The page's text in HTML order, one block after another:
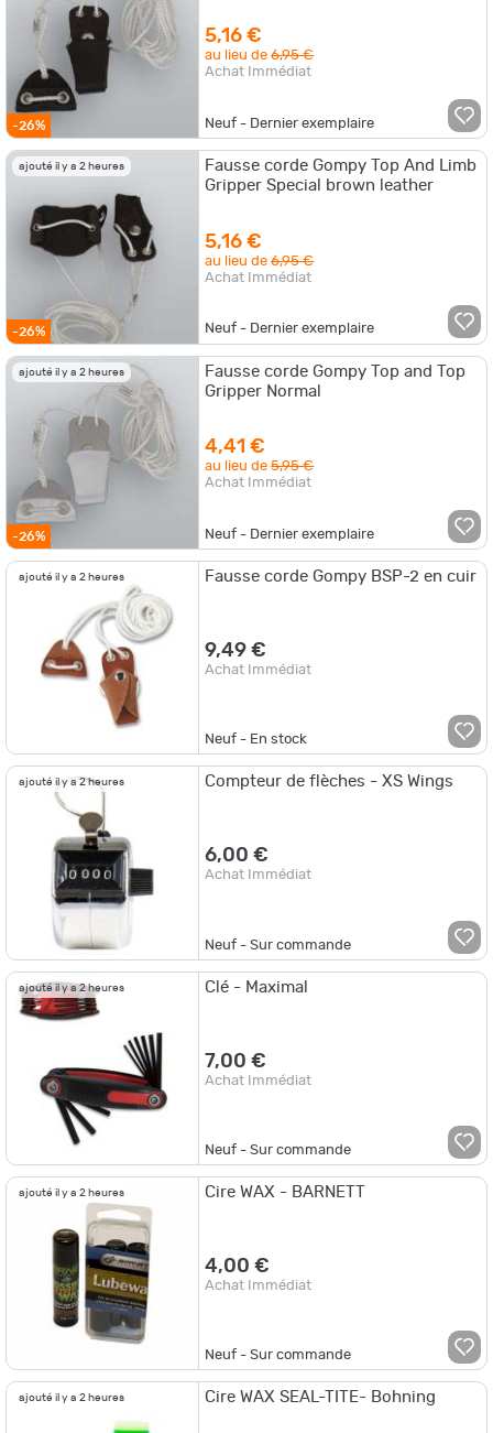
-26%
5,16 €
au lieu de6,95 €
Achat Immédiat
Neuf - Dernier exemplaire
ajouté il y a 2 heures
-26%
Fausse corde Gompy Top And Limb
Gripper Special brown leather
5,16 €
au lieu de6,95 €
Achat Immédiat
Neuf - Dernier exemplaire
ajouté il y a 2 heures
-26%
Fausse corde Gompy Top and Top
Gripper Normal
4,41 €
au lieu de5,95 €
Achat Immédiat
Neuf - Dernier exemplaire
ajouté il y a 2 heures Fausse corde Gompy BSP-2 en cuir
9,49 €
Achat Immédiat
Neuf - En stock
ajouté il y a 2 heures Compteur de flèches - XS Wings
6,00 €
Achat Immédiat
Neuf - Sur commande
ajouté il y a 2 heures Clé - Maximal
7,00 €
Achat Immédiat
Neuf - Sur commande
ajouté il y a 2 heures Cire WAX - BARNETT
4,00 €
Achat Immédiat
Neuf - Sur commande
ajouté il y a 2 heures Cire WAX SEAL-TITE- Bohning